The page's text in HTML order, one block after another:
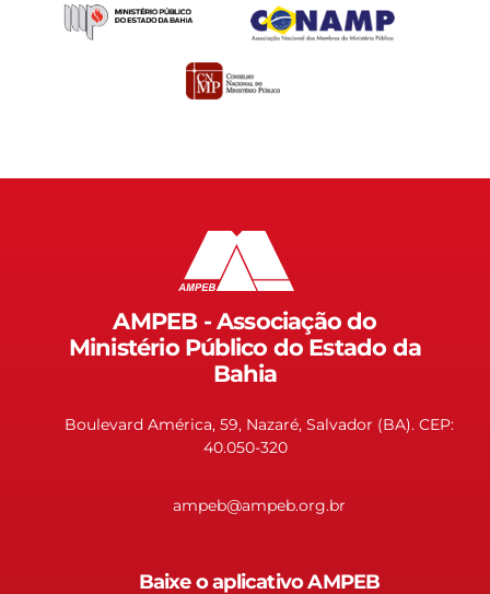
AMPEB - Associação do
Ministério Público do Estado da
Bahia
Boulevard América, 59, Nazaré, Salvador (BA). CEP:
40.050-320
ampeb@ampeb.org.br
Baixe o aplicativo AMPEB